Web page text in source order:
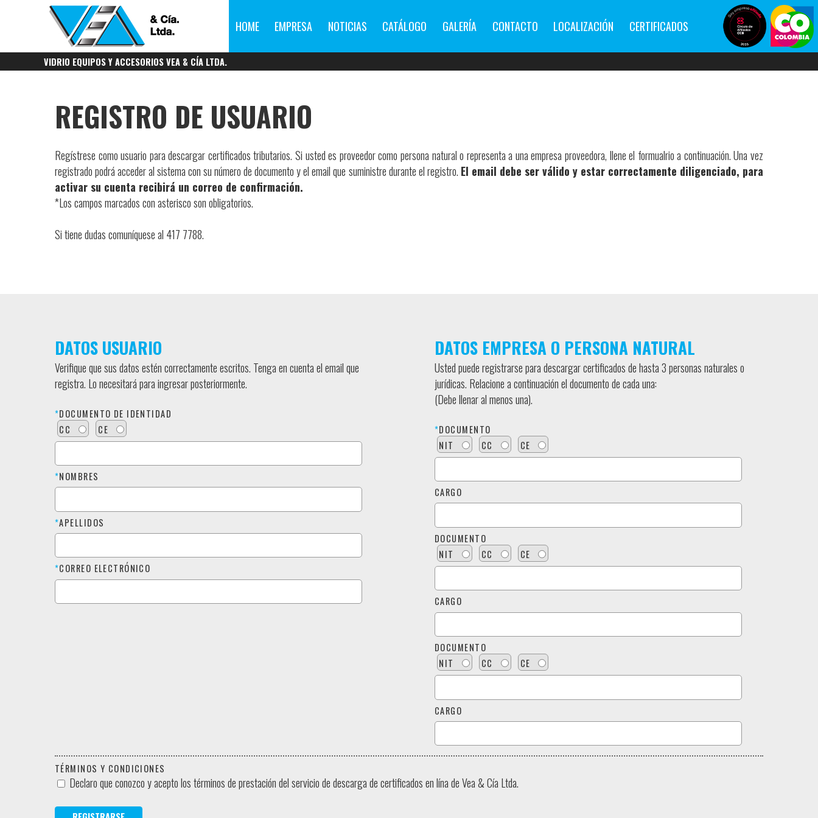
HOME EMPRESA NOTICIAS CATÁLOGO GALERÍA CONTACTO LOCALIZACIÓN CERTIFICADOS
VIDRIO EQUIPOS Y ACCESORIOS VEA & CÍA LTDA.
REGISTRO DE USUARIO
Regístrese como usuario para descargar certificados tributarios. Si usted es proveedor como persona natural o representa a una empresa proveedora, llene el formualrio a continuación. Una vez
registrado podrá acceder al sistema con su número de documento y el email que suministre durante el registro. El email debe ser válido y estar correctamente diligenciado, para
activar su cuenta recibirá un correo de confirmación.
*Los campos marcados con asterisco son obligatorios.
Si tiene dudas comuníquese al 417 7788.
DATOS USUARIO
Verifique que sus datos estén correctamente escritos. Tenga en cuenta el email que
registra. Lo necesitará para ingresar posteriormente.
*DOCUMENTO DE IDENTIDAD
CC
CE
*NOMBRES
*APELLIDOS
*CORREO ELECTRÓNICO
DATOS EMPRESA O PERSONA NATURAL
Usted puede registrarse para descargar certificados de hasta 3 personas naturales o
jurídicas. Relacione a continuación el documento de cada una:
(Debe llenar al menos una).
*DOCUMENTO
NIT
CC CE
CARGO
DOCUMENTO
NIT
CC CE
CARGO
DOCUMENTO
NIT
CC CE
CARGO
TÉRMINOS Y CONDICIONES
Declaro que conozco y acepto los términos de prestación del servicio de descarga de certificados en lína de Vea & Cía Ltda.